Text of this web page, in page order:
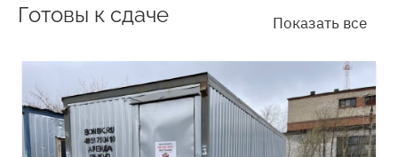
Готовы к сдаче Показать все